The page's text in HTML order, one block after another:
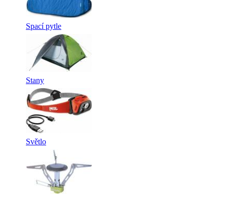
Spací pytle
Stany
Světlo